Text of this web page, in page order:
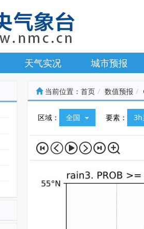
天气实况 城市预报
当前位置： 首页 数值预报
区域： 全国 要素： 3h